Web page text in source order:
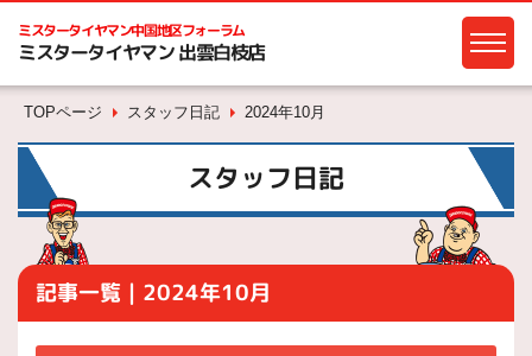
ミスタータイヤマン中国地区フォーラム
ミスタータイヤマン 出雲白枝店
TOPページ スタッフ日記 2024年10月
スタッフ日記
記事一覧｜2024年10月